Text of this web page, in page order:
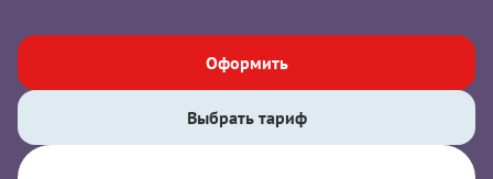
Оформить
Выбрать тариф